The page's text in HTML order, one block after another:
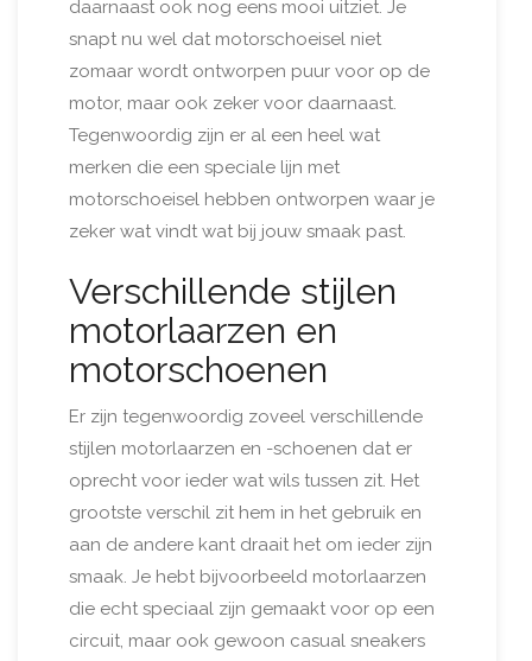
daarnaast ook nog eens mooi uitziet. Je
snapt nu wel dat motorschoeisel niet
zomaar wordt ontworpen puur voor op de
motor, maar ook zeker voor daarnaast.
Tegenwoordig zijn er al een heel wat
merken die een speciale lijn met
motorschoeisel hebben ontworpen waar je
zeker wat vindt wat bij jouw smaak past.
Verschillende stijlen
motorlaarzen en
motorschoenen
Er zijn tegenwoordig zoveel verschillende
stijlen motorlaarzen en -schoenen dat er
oprecht voor ieder wat wils tussen zit. Het
grootste verschil zit hem in het gebruik en
aan de andere kant draait het om ieder zijn
smaak. Je hebt bijvoorbeeld motorlaarzen
die echt speciaal zijn gemaakt voor op een
circuit, maar ook gewoon casual sneakers